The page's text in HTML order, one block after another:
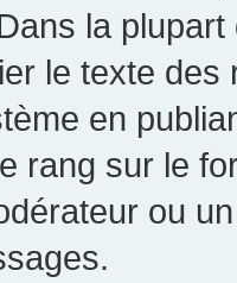
la
le texte
en
rang sur le
ou